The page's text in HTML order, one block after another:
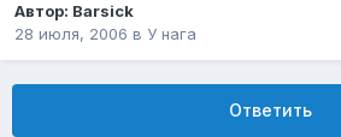
Автор: Barsick
28 июля, 2006 в У нага
Ответить